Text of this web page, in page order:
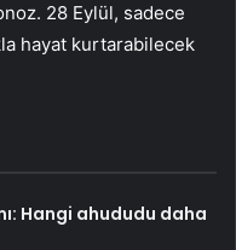
28 Eylül, sadece
hayat kurtarabilecek
mı: Hangi ahududu daha